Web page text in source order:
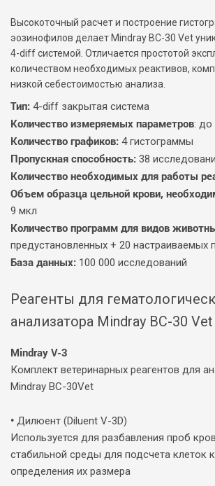
Высокоточный расчет и построение
эозинофилов делает Mindray BC-30 Vet
4-diff системой. Отличается простотой
количеством необходимых реактивов,
низкой себестоимостью анализа.
Тип: 4-diff закрытая система
Количество измеряемых параметров: до
Количество графиков: 4 гистограммы
Пропускная способность: 38
Количество необходимых для работы
Объем образца цельной крови,
9 мкл
Количество программ для видов
предустановленных + 20 настраиваемых
База данных: 100 000 исследований
Реагенты для
анализатора Mindray BC-30 Vet
Mindray V-3
Комплект ветеринарных реагентов для
Mindray BC-30Vet
• Дилюент (Diluent V-3D)
Используется для разбавления проб
стабильной среды для подсчета клеток
определения их размера